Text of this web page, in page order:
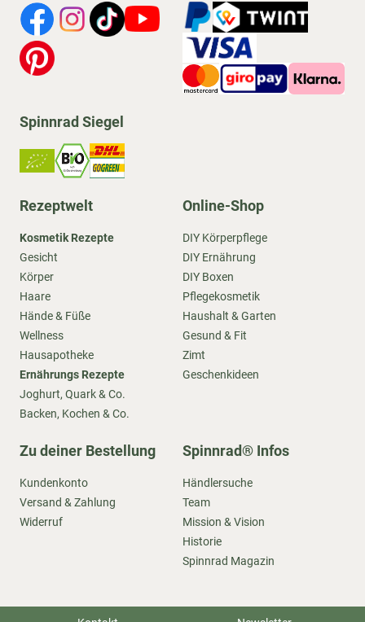
Spinnrad Siegel
Rezeptwelt
Kosmetik Rezepte
Gesicht
Körper
Haare
Hände & Füße
Wellness
Hausapotheke
Ernährungs Rezepte
Joghurt, Quark & Co.
Backen, Kochen & Co.
Online-Shop
DIY Körperpflege
DIY Ernährung
DIY Boxen
Pflegekosmetik
Haushalt & Garten
Gesund & Fit
Zimt
Geschenkideen
Zu deiner Bestellung
Kundenkonto
Versand & Zahlung
Widerruf
Spinnrad® Infos
Händlersuche
Team
Mission & Vision
Historie
Spinnrad Magazin